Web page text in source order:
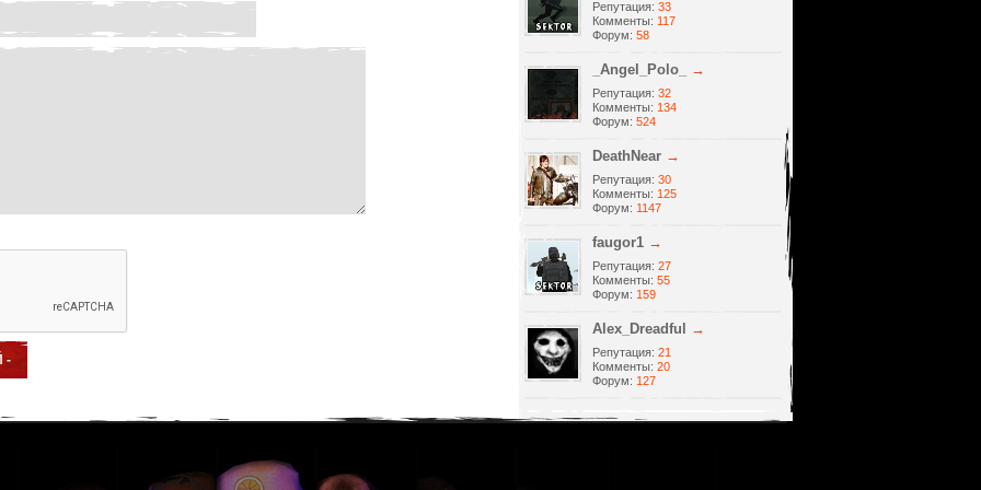
Репутация: 33
Комменты: 117
Форум: 58
_Angel_Polo_ →
Репутация: 32
Комменты: 134
Форум: 524
DeathNear →
Репутация: 30
Комменты: 125
Форум: 1147
faugor1 →
Репутация: 27
Комменты: 55
Форум: 159
Alеx_Dreadful →
Репутация: 21
Комменты: 20
Форум: 127